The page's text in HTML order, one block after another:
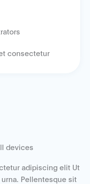
consectetur
devices
adipiscing elit Ut
Pellentesque sit